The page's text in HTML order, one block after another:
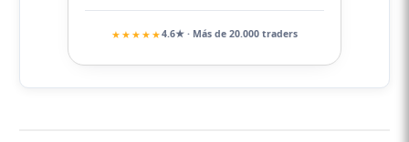
★★★★★4.6★ · Más de 20.000 traders